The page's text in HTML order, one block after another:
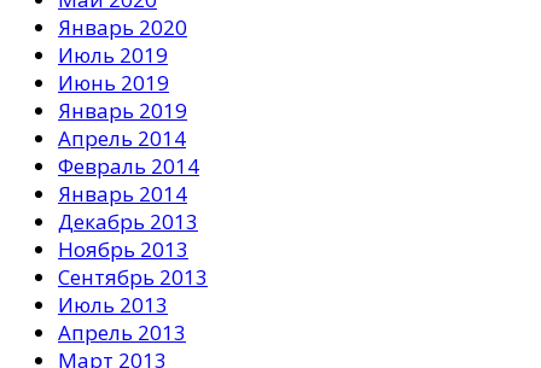
Январь 2020
Июль 2019
Июнь 2019
Январь 2019
Апрель 2014
Февраль 2014
Январь 2014
Декабрь 2013
Ноябрь 2013
Сентябрь 2013
Июль 2013
Апрель 2013
Март 2013